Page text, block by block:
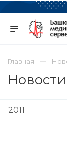
Главная
Новости